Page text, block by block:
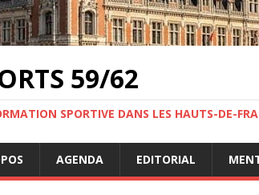
59/62
SPORTIVE DANS LES HAUTS-DE-
AGENDA EDITORIAL